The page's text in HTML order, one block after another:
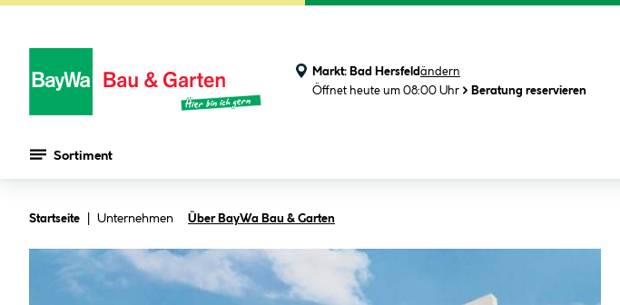
Markt: Bad Hersfeldändern
Öffnet heute um 08:00 Uhr
Beratung reservieren
Sortiment
Startseite Unternehmen Über BayWa Bau & Garten